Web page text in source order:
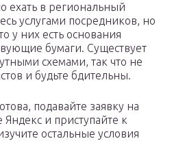
ехать в региональный
услугами посредников, но
у них есть основания
бумаги. Существует
схемами, так что не
и будьте бдительны.
подавайте заявку на
и приступайте к
остальные условия